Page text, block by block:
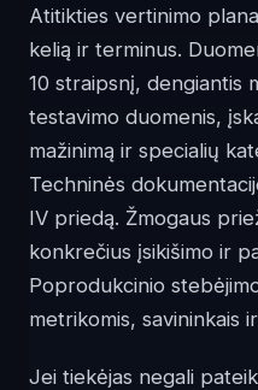
Atitikties vertinimo
kelią ir terminus.
10 straipsnį, dengiantis
testavimo duomenis,
mažinimą ir specialių
Techninės
IV priedą. Žmogaus
konkrečius įsikišimo ir
Poprodukcinio
metrikomis, savininkais
Jei tiekėjas negali